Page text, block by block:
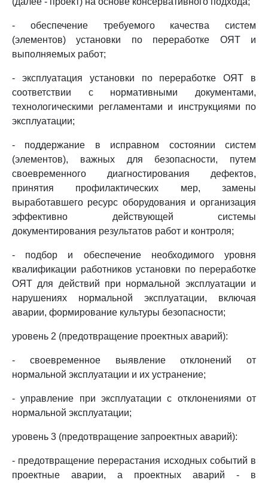
- обеспечение требуемого качества систем
(элементов) установки по переработке ОЯТ и
выполняемых работ;
- эксплуатация установки по переработке ОЯТ в
соответствии с нормативными документами,
технологическими регламентами и инструкциями по
эксплуатации;
- поддержание в исправном состоянии систем
(элементов), важных для безопасности, путем
своевременного диагностирования дефектов,
принятия профилактических мер, замены
выработавшего ресурс оборудования и организация
эффективно действующей системы
документирования результатов работ и контроля;
- подбор и обеспечение необходимого уровня
квалификации работников установки по переработке
ОЯТ для действий при нормальной эксплуатации и
нарушениях нормальной эксплуатации, включая
аварии, формирование культуры безопасности;
уровень 2 (предотвращение проектных аварий):
- своевременное выявление отклонений от
нормальной эксплуатации и их устранение;
- управление при эксплуатации с отклонениями от
нормальной эксплуатации;
уровень 3 (предотвращение запроектных аварий):
- предотвращение перерастания исходных событий в
проектные аварии, а проектных аварий - в